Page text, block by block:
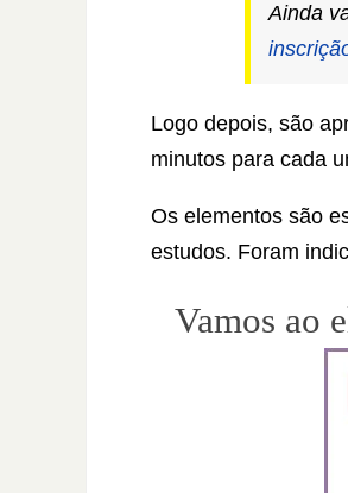
Ainda
Logo depois, são
minutos para cada
Os elementos são
estudos. Foram
Vamos ao